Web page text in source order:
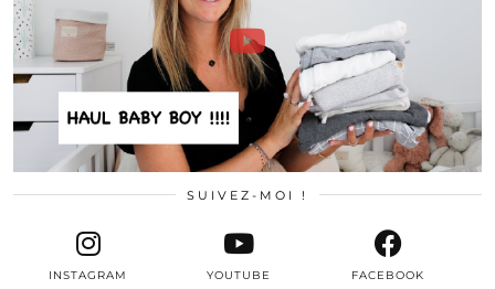
SUIVEZ-MOI !
INSTAGRAM FACEBOOK
YOUTUBE